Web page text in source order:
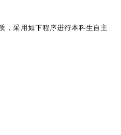
，采用如下程序进行本科生自主